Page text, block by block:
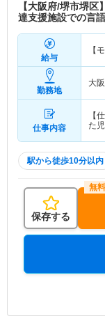
【大阪府/堺市堺
達支援施設での言
給与
【
勤務地
大
仕事内容
【
た
駅から徒歩10分以内
保存する